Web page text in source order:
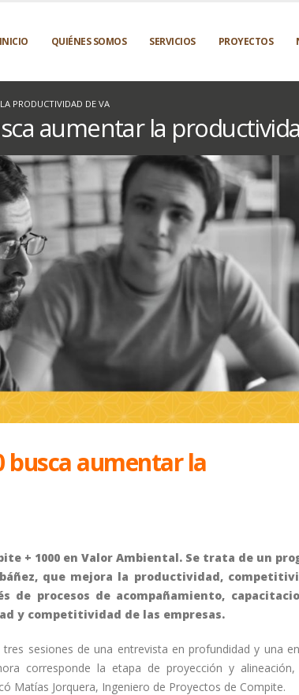
INICIO QUIÉNES SOMOS SERVICIOS PROYECTOS
PRODUCTIVIDAD DE VA
aumentar la
busca aumentar la
+ 1000 en Valor Ambiental. Se trata de un
que mejora la productividad,
de procesos de acompañamiento,
y competitividad de las empresas.
sesiones de una entrevista en profundidad y una
corresponde la etapa de proyección y alineación,
Matías Jorquera, Ingeniero de Proyectos de Compite.